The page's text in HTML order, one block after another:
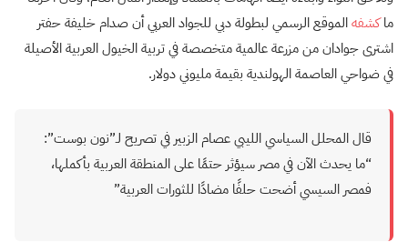
ماكشفهالموقع الرسمي لبطولة دبي للجواد العربي أن صدام خليفة حفتر
اشترى جوادان من مزرعة عالمية متخصصة في تربية الخيول العربية الأصيلة
في ضواحي العاصمة الهولندية بقيمة مليوني دولار.
قال المحلل السياسي الليبي عصام الزبير في تصريح لـ”نون بوست”:
“ما يحدث الآن في مصر سيؤثر حتمًا على المنطقة العربية بأكملها،
فمصر السيسي أضحت حلفًا مضادًا للثورات العربية”